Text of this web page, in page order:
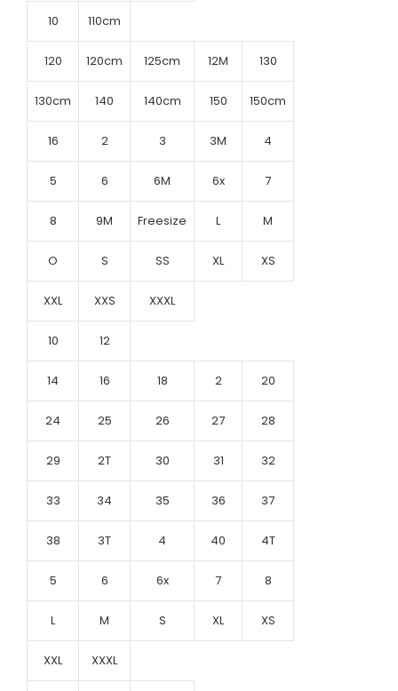
10 110cm
120 120cm 125cm 12M 130
130cm 140 140cm 150 150cm
16 2 3 3M 4
5 6 6M 6x 7
8 9M Freesize L M
O S SS XL XS
XXL XXS XXXL
10 12
14 16 18 2 20
24 25 26 27 28
29 2T 30 31 32
33 34 35 36 37
38 3T 4 40 4T
5 6 6x 7 8
L M S XL XS
XXL XXXL